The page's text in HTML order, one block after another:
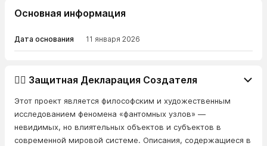
Основная информация
Дата основания 11 января 2026
👨‍⚖️ Защитная Декларация Создателя
Этот проект является философским и художественным
исследованием феномена «фантомных узлов» —
невидимых, но влиятельных объектов и субъектов в
современной мировой системе. Описания, содержащиеся в